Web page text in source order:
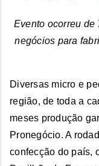
Evento ocorreu de
negócios para
Diversas micro e
região, de toda a
meses produção
Pronegócio. A
confecção do país,